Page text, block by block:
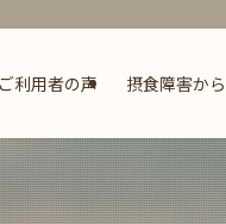
面と全国オンラインに対応。 |
利用者の声 摂食障害か